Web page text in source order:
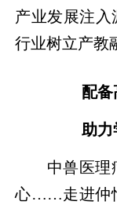
产业发展注入
行业树立产教
配
助力
中兽医理
心……走进仲